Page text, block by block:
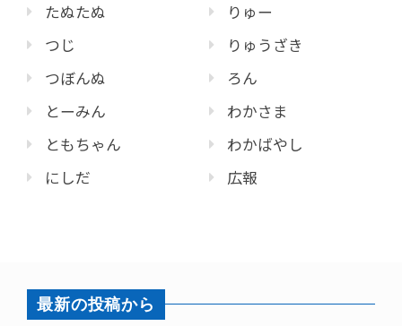
たぬたぬ
つじ
つぼんぬ
とーみん
ともちゃん
にしだ
りゅー
りゅうざき
ろん
わかさま
わかばやし
広報
最新の投稿から